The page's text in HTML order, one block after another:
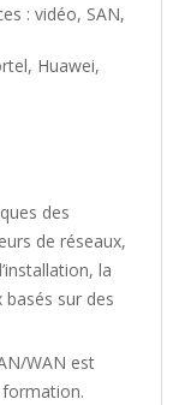
des
de réseaux,
la
sur des
WAN est